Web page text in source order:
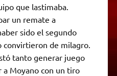
que lastimaba.
un remate a
sido el segundo
convirtieron de milagro.
tanto generar juego
Moyano con un tiro